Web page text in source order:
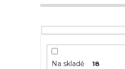
n
Na skladě 18